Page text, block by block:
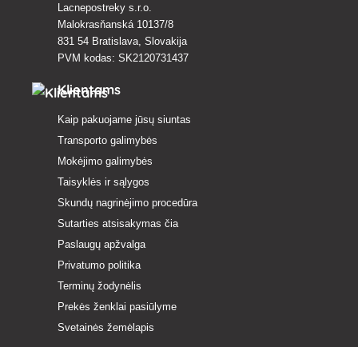
Lacnepostreky s.r.o.
Malokrasňanská 10137/8
831 54 Bratislava, Slovakija
PVM kodas: SK2120731437
Klientams
Kaip pakuojame jūsų siuntas
Transporto galimybės
Mokėjimo galimybės
Taisyklės ir sąlygos
Skundų nagrinėjimo procedūra
Sutarties atsisakymas čia
Paslaugų apžvalga
Privatumo politika
Terminų žodynėlis
Prekės ženklai pasiūlyme
Svetainės žemėlapis